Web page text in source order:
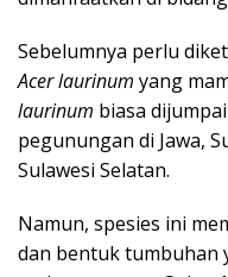
Sebelumnya perlu
Acer laurinum yang
laurinum biasa
pegunungan di Jawa,
Sulawesi Selatan.
Namun, spesies ini
dan bentuk tumbuhan